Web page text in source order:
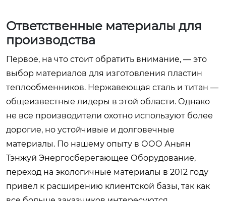
Ответственные материалы для
производства
Первое, на что стоит обратить внимание, — это
выбор материалов для изготовления пластин
теплообменников. Нержавеющая сталь и титан —
общеизвестные лидеры в этой области. Однако
не все производители охотно используют более
дорогие, но устойчивые и долговечные
материалы. По нашему опыту в ООО Аньян
Тэнжуй Энергосберегающее Оборудование,
переход на экологичные материалы в 2012 году
привел к расширению клиентской базы, так как